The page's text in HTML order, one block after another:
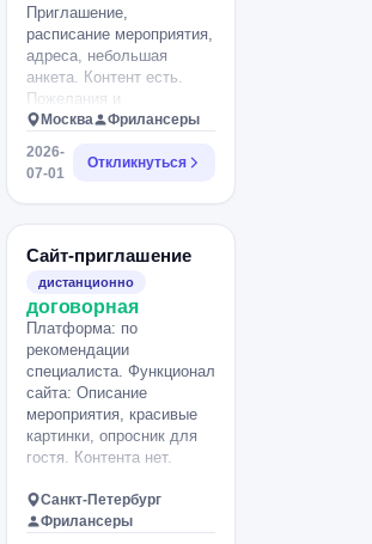
Приглашение,
расписание мероприятия,
адреса, небольшая
анкета. Контент есть.
Пожелания и
особенности: Свадьба в
русском стиле, поэтому
хотелось бы вот такой
референса.
Москва
Фрилансеры
2026-
07-01
Откликнуться
Сайт-приглашение
дистанционно
договорная
Платформа: по
рекомендации
специалиста. Функционал
сайта: Описание
мероприятия, красивые
картинки, опросник для
гостя. Контента нет.
Санкт-Петербург
Фрилансеры